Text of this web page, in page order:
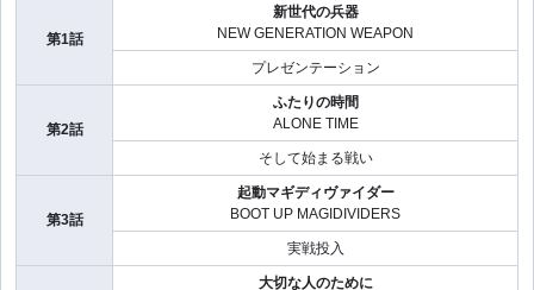
第1話
新世代の兵器
NEW GENERATION WEAPON
プレゼンテーション
第2話
ふたりの時間
ALONE TIME
そして始まる戦い
第3話
起動マギディヴァイダー
BOOT UP MAGIDIVIDERS
実戦投入
大切な人のために